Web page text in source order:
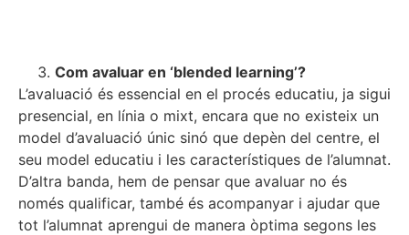
Com avaluar en ‘blended learning’?
L’avaluació és essencial en el procés educatiu, ja sigui
presencial, en línia o mixt, encara que no existeix un
model d’avaluació únic sinó que depèn del centre, el
seu model educatiu i les característiques de l’alumnat.
D’altra banda, hem de pensar que avaluar no és
només qualificar, també és acompanyar i ajudar que
tot l’alumnat aprengui de manera òptima segons les